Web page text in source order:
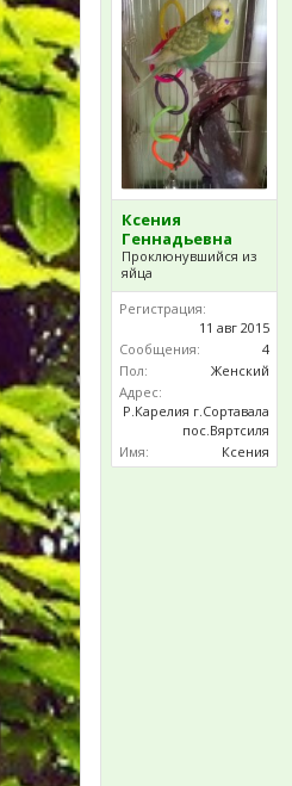
Ксения
Геннадьевна
Проклюнувшийся из
яйца
Регистрация:
11 авг 2015
Сообщения:
4
Пол:
Женский
Адрес:
Р.Карелия г.Сортавала
пос.Вяртсиля
Имя:
Ксения